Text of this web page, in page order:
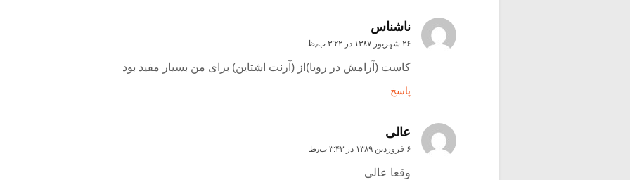
ناشناس
۲۶ شهریور ۱۳۸۷ در ۳:۲۲ ب٫ظ
کاست (آرامش در رویا)از (آرنت اشتاین) برای من بسیار مفید بود
پاسخ
عالی
۶ فروردین ۱۳۸۹ در ۳:۴۳ ب٫ظ
وقعا عالی